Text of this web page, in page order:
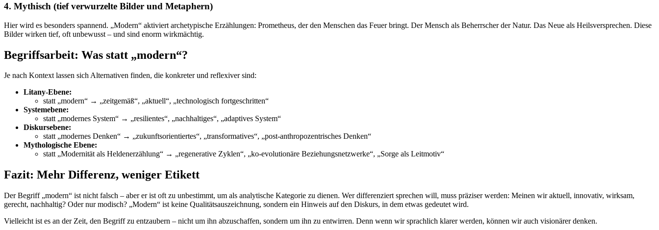
4. Mythisch (tief verwurzelte Bilder und Metaphern)
Hier wird es besonders spannend. „Modern“ aktiviert archetypische Erzählungen: Prometheus, der den Menschen das Feuer bringt. Der Mensch als Beherrscher der Natur. Das Neue als Heilsversprechen. Diese
Bilder wirken tief, oft unbewusst – und sind enorm wirkmächtig.
Begriffsarbeit: Was statt „modern“?
Je nach Kontext lassen sich Alternativen finden, die konkreter und reflexiver sind:
Litany-Ebene:
statt „modern“ → „zeitgemäß“, „aktuell“, „technologisch fortgeschritten“
Systemebene:
statt „modernes System“ → „resilientes“, „nachhaltiges“, „adaptives System“
Diskursebene:
statt „modernes Denken“ → „zukunftsorientiertes“, „transformatives“, „post-anthropozentrisches Denken“
Mythologische Ebene:
statt „Modernität als Heldenerzählung“ → „regenerative Zyklen“, „ko-evolutionäre Beziehungsnetzwerke“, „Sorge als Leitmotiv“
Fazit: Mehr Differenz, weniger Etikett
Der Begriff „modern“ ist nicht falsch – aber er ist oft zu unbestimmt, um als analytische Kategorie zu dienen. Wer differenziert sprechen will, muss präziser werden: Meinen wir aktuell, innovativ, wirksam,
gerecht, nachhaltig? Oder nur modisch? „Modern“ ist keine Qualitätsauszeichnung, sondern ein Hinweis auf den Diskurs, in dem etwas gedeutet wird.
Vielleicht ist es an der Zeit, den Begriff zu entzaubern – nicht um ihn abzuschaffen, sondern um ihn zu entwirren. Denn wenn wir sprachlich klarer werden, können wir auch visionärer denken.